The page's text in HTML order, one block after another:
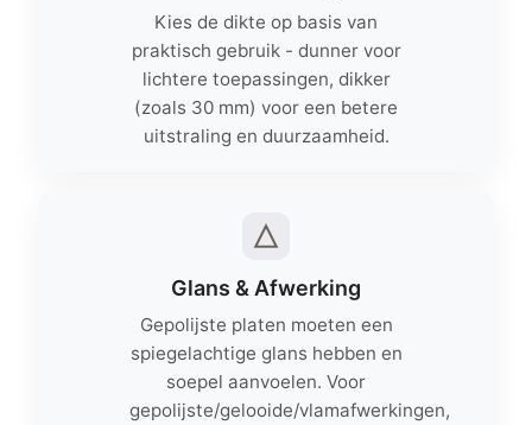
Kies de dikte op basis van
praktisch gebruik - dunner voor
lichtere toepassingen, dikker
(zoals 30 mm) voor een betere
uitstraling en duurzaamheid.
Glans & Afwerking
Gepolijste platen moeten een
spiegelachtige glans hebben en
soepel aanvoelen. Voor
gepolijste/gelooide/vlamafwerkingen,